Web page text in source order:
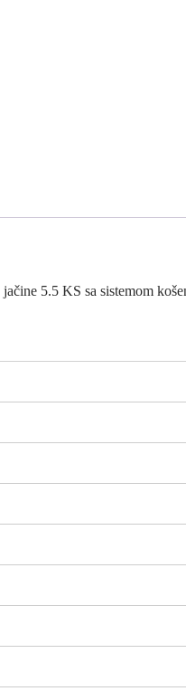
jačine 5.5 KS sa sistemom